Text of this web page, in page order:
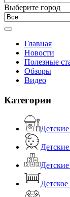
Выберите город
Главная
Новости
Полезные
Обзоры
Видео
Категории